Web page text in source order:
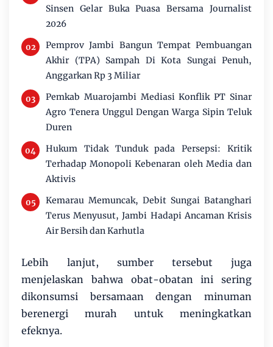
Sinsen Gelar Buka Puasa Bersama Journalist
2026
Pemprov Jambi Bangun Tempat Pembuangan
Akhir (TPA) Sampah Di Kota Sungai Penuh,
Anggarkan Rp 3 Miliar
Pemkab Muarojambi Mediasi Konflik PT Sinar
Agro Tenera Unggul Dengan Warga Sipin Teluk
Duren
Hukum Tidak Tunduk pada Persepsi: Kritik
Terhadap Monopoli Kebenaran oleh Media dan
Aktivis
Kemarau Memuncak, Debit Sungai Batanghari
Terus Menyusut, Jambi Hadapi Ancaman Krisis
Air Bersih dan Karhutla
Lebih lanjut, sumber tersebut juga
menjelaskan bahwa obat-obatan ini sering
dikonsumsi bersamaan dengan minuman
berenergi murah untuk meningkatkan
efeknya.